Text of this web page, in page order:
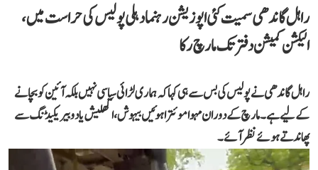
راہل گاندھی سمیت کئی اپوزیشن رہنما دہلی پولیس کی حراست میں،
الیکشن کمیشن دفتر تک مارچ رکا
راہل گاندھی نے پولیس کی بس سے ہی کہا کہ ہماری لڑائی سیاسی نہیں بلکہ آئین کو بچانے
کے لیے ہے۔ مارچ کے دوران مہوا موئترا ہوئیں بیہوش، اکھلیش یادو بیریکیڈنگ سے
پھاندتے ہوئے نظر آئے۔